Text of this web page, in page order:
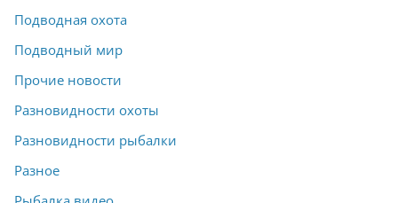
Подводная охота
Подводный мир
Прочие новости
Разновидности охоты
Разновидности рыбалки
Разное